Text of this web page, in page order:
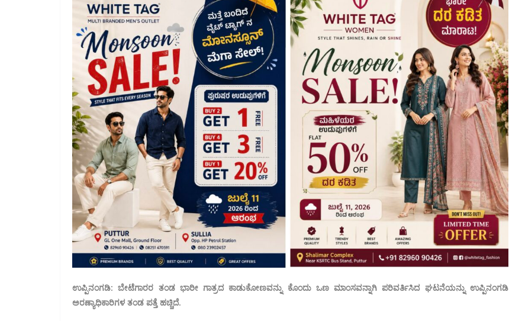
ಉಪ್ಪಿನಂಗಡಿ: ಬೇಟೆಗಾರರ ತಂಡ ಭಾರೀ ಗಾತ್ರದ ಕಾಡುಕೋಣವನ್ನು ಕೊಂದು ಒಣ ಮಾಂಸವನ್ನಾಗಿ ಪರಿವರ್ತಿಸಿದ ಘಟನೆಯನ್ನು ಉಪ್ಪಿನಂಗಡಿ
ಅರಣ್ಯಾಧಿಕಾರಿಗಳ ತಂಡ ಪತ್ತೆ ಹಚ್ಚಿದೆ.